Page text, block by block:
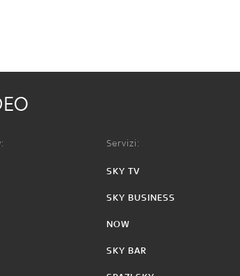
Servizi:
SKY TV
SKY BUSINESS
NOW
SKY BAR